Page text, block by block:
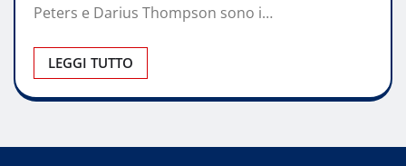
Peters e Darius Thompson sono i…
LEGGI TUTTO